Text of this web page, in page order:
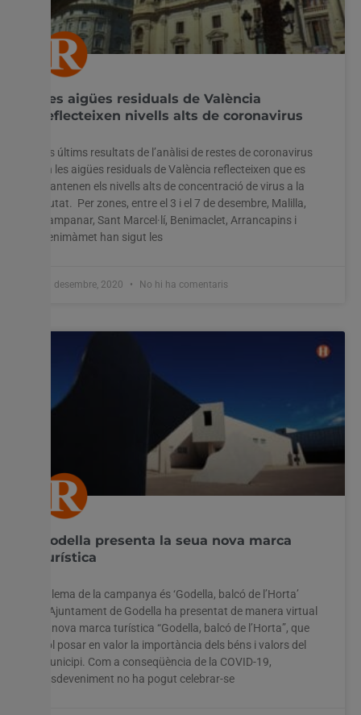
Les aigües residuals de València
reflecteixen nivells alts de coronavirus
Els últims resultats de l’anàlisi de restes de coronavirus
en les aigües residuals de València reflecteixen que es
mantenen els nivells alts de concentració de virus a la
ciutat. Per zones, entre el 3 i el 7 de desembre, Malilla,
Campanar, Sant Marcel·lí, Benimaclet, Arrancapins i
Benimàmet han sigut les
11 desembre, 2020 No hi ha comentaris
Godella presenta la seua nova marca
turística
El lema de la campanya és ‘Godella, balcó de l’Horta’
L’Ajuntament de Godella ha presentat de manera virtual
la nova marca turística “Godella, balcó de l’Horta”, que
vol posar en valor la importància dels béns i valors del
municipi. Com a conseqüència de la COVID-19,
l’esdeveniment no ha pogut celebrar-se